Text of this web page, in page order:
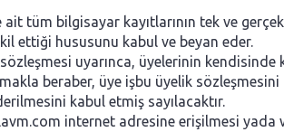
tüm bilgisayar kayıtlarının tek ve
ettiği hususunu kabul ve beyan eder.
uyarınca, üyelerinin
beraber, üye işbu üyelik
kabul etmiş sayılacaktır.
internet adresine erişilmesi